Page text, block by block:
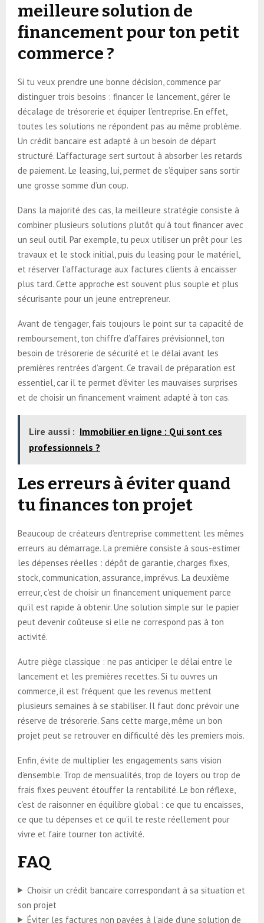
meilleure solution de
financement pour ton petit
commerce ?
Si tu veux prendre une bonne décision, commence par
distinguer trois besoins : financer le lancement, gérer le
décalage de trésorerie et équiper l’entreprise. En effet,
toutes les solutions ne répondent pas au même problème.
Un crédit bancaire est adapté à un besoin de départ
structuré. L’affacturage sert surtout à absorber les retards
de paiement. Le leasing, lui, permet de s’équiper sans sortir
une grosse somme d’un coup.
Dans la majorité des cas, la meilleure stratégie consiste à
combiner plusieurs solutions plutôt qu’à tout financer avec
un seul outil. Par exemple, tu peux utiliser un prêt pour les
travaux et le stock initial, puis du leasing pour le matériel,
et réserver l’affacturage aux factures clients à encaisser
plus tard. Cette approche est souvent plus souple et plus
sécurisante pour un jeune entrepreneur.
Avant de t’engager, fais toujours le point sur ta capacité de
remboursement, ton chiffre d’affaires prévisionnel, ton
besoin de trésorerie de sécurité et le délai avant les
premières rentrées d’argent. Ce travail de préparation est
essentiel, car il te permet d’éviter les mauvaises surprises
et de choisir un financement vraiment adapté à ton cas.
Lire aussi : Immobilier en ligne : Qui sont ces
professionnels ?
Les erreurs à éviter quand
tu finances ton projet
Beaucoup de créateurs d’entreprise commettent les mêmes
erreurs au démarrage. La première consiste à sous-estimer
les dépenses réelles : dépôt de garantie, charges fixes,
stock, communication, assurance, imprévus. La deuxième
erreur, c’est de choisir un financement uniquement parce
qu’il est rapide à obtenir. Une solution simple sur le papier
peut devenir coûteuse si elle ne correspond pas à ton
activité.
Autre piège classique : ne pas anticiper le délai entre le
lancement et les premières recettes. Si tu ouvres un
commerce, il est fréquent que les revenus mettent
plusieurs semaines à se stabiliser. Il faut donc prévoir une
réserve de trésorerie. Sans cette marge, même un bon
projet peut se retrouver en difficulté dès les premiers mois.
Enfin, évite de multiplier les engagements sans vision
d’ensemble. Trop de mensualités, trop de loyers ou trop de
frais fixes peuvent étouffer la rentabilité. Le bon réflexe,
c’est de raisonner en équilibre global : ce que tu encaisses,
ce que tu dépenses et ce qu’il te reste réellement pour
vivre et faire tourner ton activité.
FAQ
Choisir un crédit bancaire correspondant à sa situation et
son projet
Éviter les factures non payées à l’aide d’une solution de